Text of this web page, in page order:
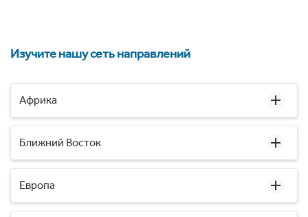
Изучите нашу сеть направлений
Африка
Ближний Восток
Европа